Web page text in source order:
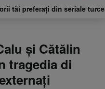
tăi preferați din seriale
şi Cătălin
tragedia di